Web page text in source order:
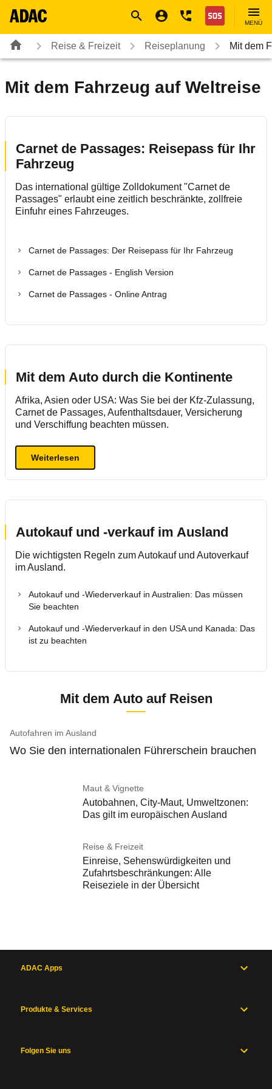
Nothilfe
MENÜ
Reise & Freizeit Reiseplanung Mit dem
Mit dem Fahrzeug auf Weltreise
Carnet de Passages: Reisepass für Ihr
Fahrzeug
Das international gültige Zolldokument "Carnet de
Passages" erlaubt eine zeitlich beschränkte, zollfreie
Einfuhr eines Fahrzeuges.
Carnet de Passages: Der Reisepass für Ihr Fahrzeug
Carnet de Passages - English Version
Carnet de Passages - Online Antrag
Mit dem Auto durch die Kontinente
Afrika, Asien oder USA: Was Sie bei der Kfz-Zulassung,
Carnet de Passages, Aufenthaltsdauer, Versicherung
und Verschiffung beachten müssen.
Weiterlesen
Autokauf und -verkauf im Ausland
Die wichtigsten Regeln zum Autokauf und Autoverkauf
im Ausland.
Autokauf und -Wiederverkauf in Australien: Das müssen
Sie beachten
Autokauf und -Wiederverkauf in den USA und Kanada: Das
ist zu beachten
Mit dem Auto auf Reisen
Autofahren im Ausland
Wo Sie den internationalen Führerschein brauchen
Maut & Vignette
Autobahnen, City-Maut, Umweltzonen:
Das gilt im europäischen Ausland
Reise & Freizeit
Einreise, Sehenswürdigkeiten und
Zufahrtsbeschränkungen: Alle
Reiseziele in der Übersicht
ADAC Apps
Produkte & Services
Folgen Sie uns